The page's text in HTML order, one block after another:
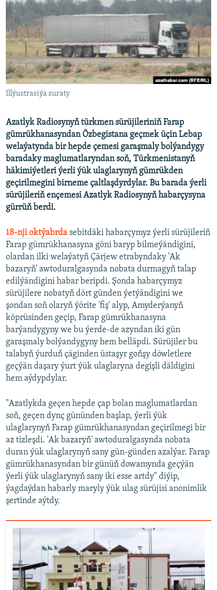
Illýustrasiýa suraty
Azatlyk Radiosynyň türkmen sürüjileriniň Farap
gümrükhanasyndan Özbegistana geçmek üçin Lebap
welaýatynda bir hepde çemesi garaşmaly bolýandygy
baradaky maglumatlaryndan soň, Türkmenistanyň
häkimiýetleri ýerli ýük ulaglarynyň gümrükden
geçirilmegini birneme çaltlaşdyrdylar. Bu barada ýerli
sürüjileriň ençemesi Azatlyk Radiosynyň habarçysyna
gürrüň berdi.
18-nji oktýabrda sebitdäki habarçymyz ýerli sürüjileriň
Farap gümrükhanasyna göni baryp bilmeýändigini,
olardan ilki welaýatyň Çärjew etrabyndaky 'Ak
bazaryň' awtoduralgasynda nobata durmagyň talap
edilýändigini habar beripdi. Şonda habarçymyz
sürüjilere nobatyň dört günden ýetýändigini we
şondan soň olaryň ýörite 'fiş' alyp, Amyderýanyň
köprüsinden geçip, Farap gümrükhanasyna
barýandygyny we bu ýerde-de azyndan iki gün
garaşmaly bolýandygyny hem belläpdi. Sürüjiler bu
talabyň ýurduň çäginden üstaşyr goňşy döwletlere
geçýän daşary ýurt ýük ulaglaryna degişli däldigini
hem aýdypdylar.
"Azatlykda geçen hepde çap bolan maglumatlardan
soň, geçen dynç gününden başlap, ýerli ýük
ulaglarynyň Farap gümrükhanasyndan geçirilmegi bir
az tizleşdi. 'Ak bazaryň' awtoduralgasynda nobata
duran ýük ulaglarynyň sany gün-günden azalýar. Farap
gümrükhanasyndan bir günüň dowamynda geçýän
ýerli ýük ulaglarynyň sany iki esse artdy" diýip,
ýagdaýdan habarly maryly ýük ulag sürüjisi anonimlik
şertinde aýtdy.